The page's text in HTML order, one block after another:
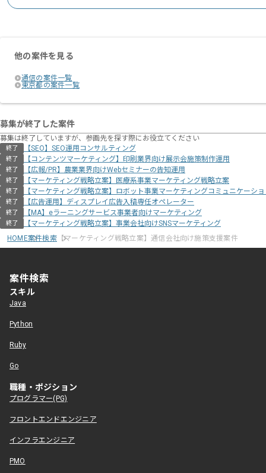
他の案件を見る
通信の案件一覧
東京都の案件一覧
募集が終了した案件
募集は終了していますが、参画先を探す際にお役立てください
終了 【SEO】SEO運用コンサルティング
終了 【コンテンツマーケティング】印刷業界向け展示会施策制作運用
終了 【広報/PR】農業業界向けWebセミナーの告知運用
終了 【マーケティング戦略立案】医療系事業マーケティング戦略立案
終了 【マーケティング戦略立案】ロボット事業マーケティングコミュニケーシ
終了 【広告運用】ディスプレイ広告入稿専任オペレーター
終了 【MA】eラーニングサービス事業者向けマーケティング
終了
【マーケティング戦略立案】事業会社向けSNSマーケティング
HOME案件検索【マーケティング戦略立案】通信会社向け施策支援案件
案件検索
スキル
Java
Python
Ruby
Go
職種・ポジション
プログラマー(PG)
フロントエンドエンジニア
インフラエンジニア
PMO